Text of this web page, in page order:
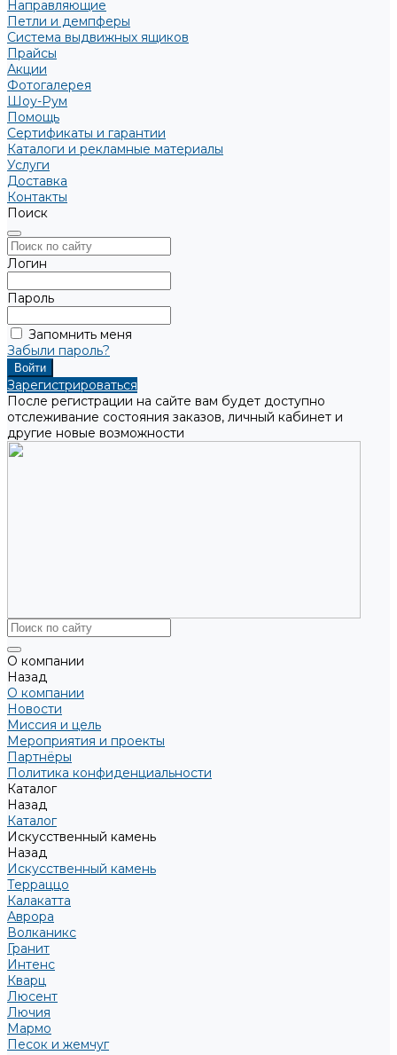
Направляющие
Петли и демпферы
Система выдвижных ящиков
Прайсы
Акции
Фотогалерея
Шоу-Рум
Помощь
Сертификаты и гарантии
Каталоги и рекламные материалы
Услуги
Доставка
Контакты
Поиск
Логин
Пароль
Запомнить меня
Забыли пароль?
Зарегистрироваться
После регистрации на сайте вам будет доступно
отслеживание состояния заказов, личный кабинет и
другие новые возможности
О компании
Назад
О компании
Новости
Миссия и цель
Мероприятия и проекты
Партнёры
Политика конфиденциальности
Каталог
Назад
Каталог
Искусственный камень
Назад
Искусственный камень
Терраццо
Калакатта
Аврора
Волканикс
Гранит
Интенс
Кварц
Люсент
Лючия
Мармо
Песок и жемчуг